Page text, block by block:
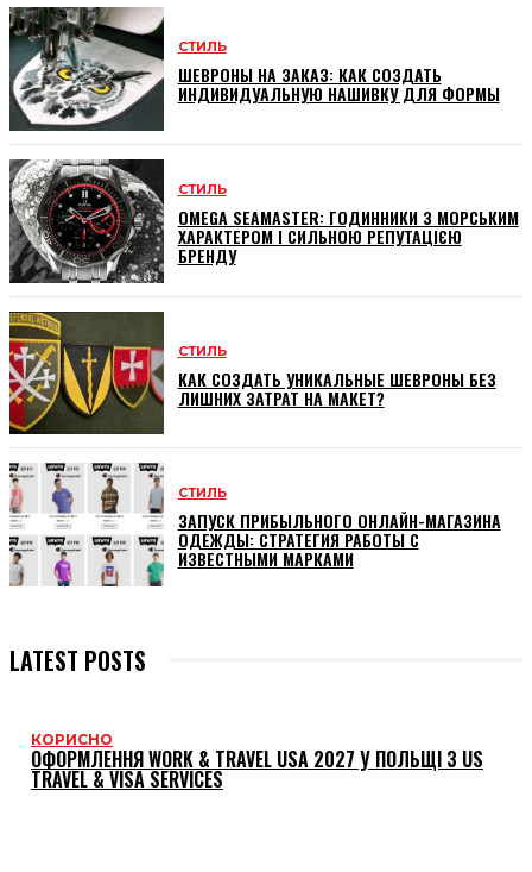
СТИЛЬ
ШЕВРОНЫ НА ЗАКАЗ: КАК СОЗДАТЬ
ИНДИВИДУАЛЬНУЮ НАШИВКУ ДЛЯ ФОРМЫ
СТИЛЬ
OMEGA SEAMASTER: ГОДИННИКИ З МОРСЬКИМ
ХАРАКТЕРОМ І СИЛЬНОЮ РЕПУТАЦІЄЮ
БРЕНДУ
СТИЛЬ
КАК СОЗДАТЬ УНИКАЛЬНЫЕ ШЕВРОНЫ БЕЗ
ЛИШНИХ ЗАТРАТ НА МАКЕТ?
СТИЛЬ
ЗАПУСК ПРИБЫЛЬНОГО ОНЛАЙН-МАГАЗИНА
ОДЕЖДЫ: СТРАТЕГИЯ РАБОТЫ С
ИЗВЕСТНЫМИ МАРКАМИ
LATEST POSTS
КОРИСНО
ОФОРМЛЕННЯ WORK & TRAVEL USA 2027 У ПОЛЬЩІ З US
TRAVEL & VISA SERVICES